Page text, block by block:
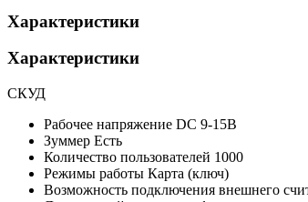
Характеристики
Характеристики
СКУД
Рабочее напряжение DC 9-15В
Зуммер Есть
Количество пользователей 1000
Режимы работы Карта (ключ)
Возможность подключения внешнего